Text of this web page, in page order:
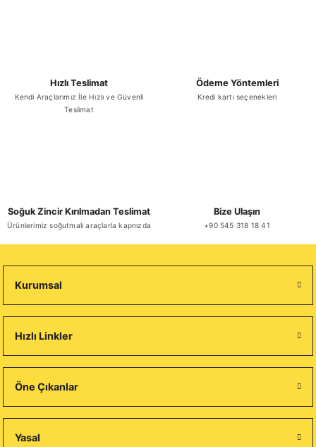
Hızlı Teslimat
Kendi Araçlarımız İle Hızlı ve Güvenli
Teslimat
Ödeme Yöntemleri
Kredi kartı seçenekleri
Soğuk Zincir Kırılmadan Teslimat
Ürünlerimiz soğutmalı araçlarla kapnızda
Bize Ulaşın
+90 545 318 18 41
Kurumsal
Hızlı Linkler
Öne Çıkanlar
Yasal